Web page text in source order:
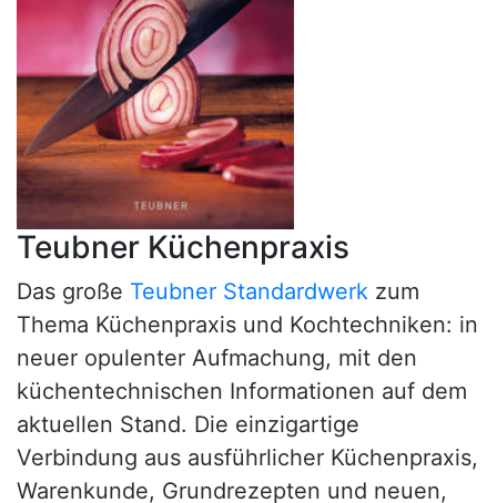
Teubner Küchenpraxis
Das große Teubner Standardwerk zum
Thema Küchenpraxis und Kochtechniken: in
neuer opulenter Aufmachung, mit den
küchentechnischen Informationen auf dem
aktuellen Stand. Die einzigartige
Verbindung aus ausführlicher Küchenpraxis,
Warenkunde, Grundrezepten und neuen,